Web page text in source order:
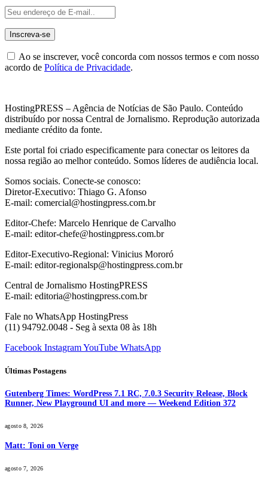
Ao se inscrever, você concorda com nossos termos e com nosso
acordo de Política de Privacidade.
HostingPRESS – Agência de Notícias de São Paulo. Conteúdo
distribuído por nossa Central de Jornalismo. Reprodução autorizada
mediante crédito da fonte.
Este portal foi criado especificamente para conectar os leitores da
nossa região ao melhor conteúdo. Somos líderes de audiência local.
Somos sociais. Conecte-se conosco:
Diretor-Executivo: Thiago G. Afonso
E-mail: comercial@hostingpress.com.br
Editor-Chefe: Marcelo Henrique de Carvalho
E-mail: editor-chefe@hostingpress.com.br
Editor-Executivo-Regional: Vinicius Mororó
E-mail: editor-regionalsp@hostingpress.com.br
Central de Jornalismo HostingPRESS
E-mail: editoria@hostingpress.com.br
Fale no WhatsApp HostingPress
(11) 94792.0048 - Seg à sexta 08 às 18h
Facebook InstagramYouTube WhatsApp
Últimas Postagens
Gutenberg Times: WordPress 7.1 RC, 7.0.3 Security Release, Block
Runner, New Playground UI and more — Weekend Edition 372
agosto 8, 2026
Matt: Toni on Verge
agosto 7, 2026